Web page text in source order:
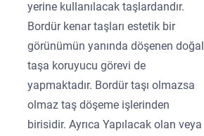
yerine kullanılacak taşlardandır.
Bordür kenar taşları estetik bir
görünümün yanında döşenen doğal
taşa koruyucu görevi de
yapmaktadır. Bordür taşı olmazsa
olmaz taş döşeme işlerinden
birisidir. Ayrıca Yapılacak olan veya